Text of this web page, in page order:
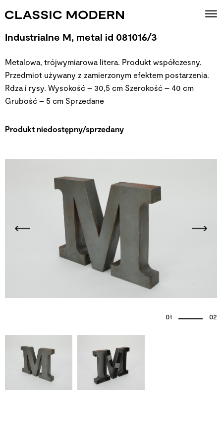
01 02
Industrialne M, metal id 081016/3
Metalowa, trójwymiarowa litera. Produkt współczesny.
Przedmiot używany z zamierzonym efektem postarzenia.
Rdza i rysy. Wysokość – 30,5 cm Szerokość – 40 cm
Grubość – 5 cm Sprzedane
Produkt niedostępny/sprzedany